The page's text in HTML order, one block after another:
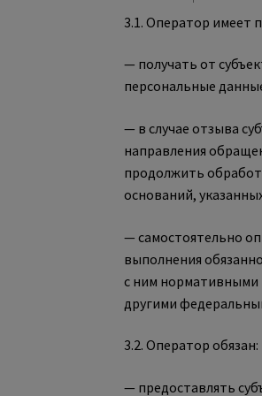
3.1. Оператор имеет
— получать от
персональные
— в случае отзыва
направления
продолжить
оснований,
— самостоятельно
выполнения
с ним нормативными
другими
3.2. Оператор обязан:
— предоставлять